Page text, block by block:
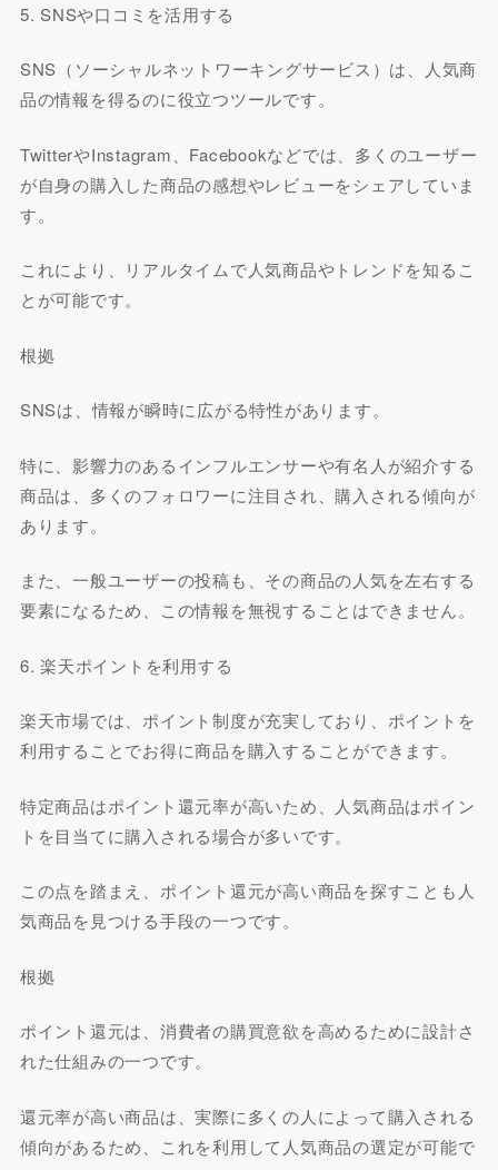
5. SNSや口コミを活用する
SNS（ソーシャルネットワーキングサービス）は、人気商
品の情報を得るのに役立つツールです。
TwitterやInstagram、Facebookなどでは、多くのユーザー
が自身の購入した商品の感想やレビューをシェアしていま
す。
これにより、リアルタイムで人気商品やトレンドを知るこ
とが可能です。
根拠
SNSは、情報が瞬時に広がる特性があります。
特に、影響力のあるインフルエンサーや有名人が紹介する
商品は、多くのフォロワーに注目され、購入される傾向が
あります。
また、一般ユーザーの投稿も、その商品の人気を左右する
要素になるため、この情報を無視することはできません。
6. 楽天ポイントを利用する
楽天市場では、ポイント制度が充実しており、ポイントを
利用することでお得に商品を購入することができます。
特定商品はポイント還元率が高いため、人気商品はポイン
トを目当てに購入される場合が多いです。
この点を踏まえ、ポイント還元が高い商品を探すことも人
気商品を見つける手段の一つです。
根拠
ポイント還元は、消費者の購買意欲を高めるために設計さ
れた仕組みの一つです。
還元率が高い商品は、実際に多くの人によって購入される
傾向があるため、これを利用して人気商品の選定が可能で